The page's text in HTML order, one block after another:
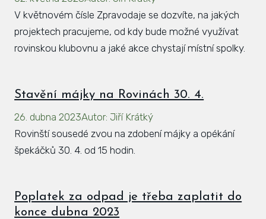
V květnovém čísle Zpravodaje se dozvíte, na jakých
projektech pracujeme, od kdy bude možné využívat
rovinskou klubovnu a jaké akce chystají místní spolky.
Stavění májky na Rovinách 30. 4.
26. dubna 2023Autor: Jiří Krátký
Rovinští sousedé zvou na zdobení májky a opékání
špekáčků 30. 4. od 15 hodin.
Poplatek za odpad je třeba zaplatit do
konce dubna 2023